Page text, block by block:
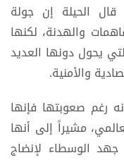
الحيلة إن جولة
والهدنة، لكنها
يحول دونها العديد
والأمنية.
رغم صعوبتها فإنها
مشيراً إلى أنها
الوسطاء لإنضاج